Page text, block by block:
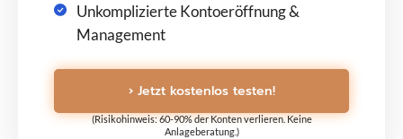
Unkomplizierte Kontoeröffnung &
Management
› Jetzt kostenlos testen!
(Risikohinweis: 60-90% der Konten verlieren. Keine
Anlageberatung.)